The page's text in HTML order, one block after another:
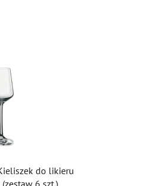
do likieru